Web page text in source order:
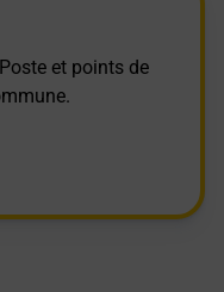
et points de